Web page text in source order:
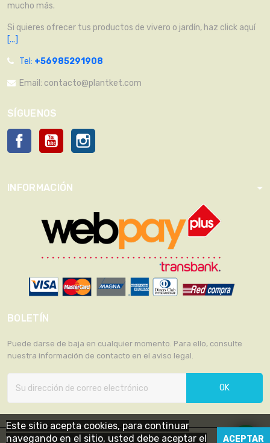
mucho más.
Si quieres ofrecer tus productos de vivero o jardín, haz click aquí
[...]
Tel: +56985291908
Email: contacto@plantket.com
SÍGUENOS
Facebook YouTube
INFORMACIÓN
BOLETÍN
Puede darse de baja en cualquier momento. Para ello, consulte
nuestra información de contacto en el aviso legal.
OK
Este sitio acepta cookies, para continuar
navegando en el sitio, usted debe aceptar el
ACEPTAR